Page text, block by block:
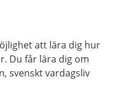
att lära dig hur
Du får lära dig om
svenskt vardagsliv